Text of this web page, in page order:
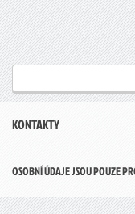
KONTAKTY
OSOBNÍ ÚDAJE JSOU POUZE